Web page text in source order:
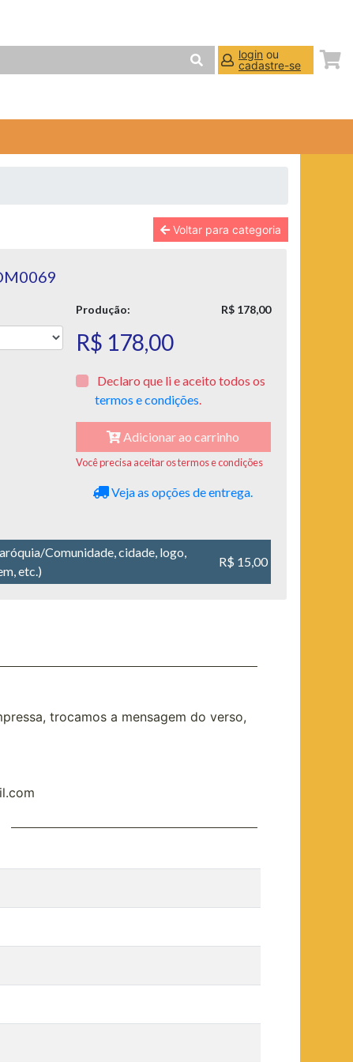
login ou
cadastre-se
Voltar para categoria
Comunidade, cidade, logo,
etc.)
R$ 15,00
Produção: R$ 178,00
R$ 178,00
Declaro que li e aceito todos os
termos e condições.
Adicionar ao carrinho
Você precisa aceitar os termos e condições
Veja as opções de entrega.
trocamos a mensagem do verso,